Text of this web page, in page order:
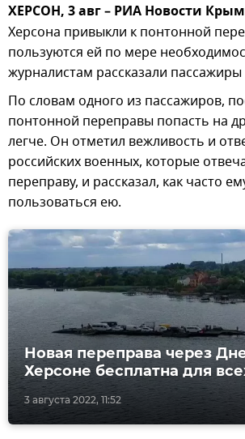
ХЕРСОН, 3 авг – РИА Новости
Херсона привыкли к понтонной
пользуются ей по мере
журналистам рассказали
По словам одного из пассажиров,
понтонной переправы попасть на
легче. Он отметил вежливость и
российских военных, которые
переправу, и рассказал, как часто
пользоваться ею.
3 августа 2022, 11:52
Новая переправа через
Херсоне бесплатна для